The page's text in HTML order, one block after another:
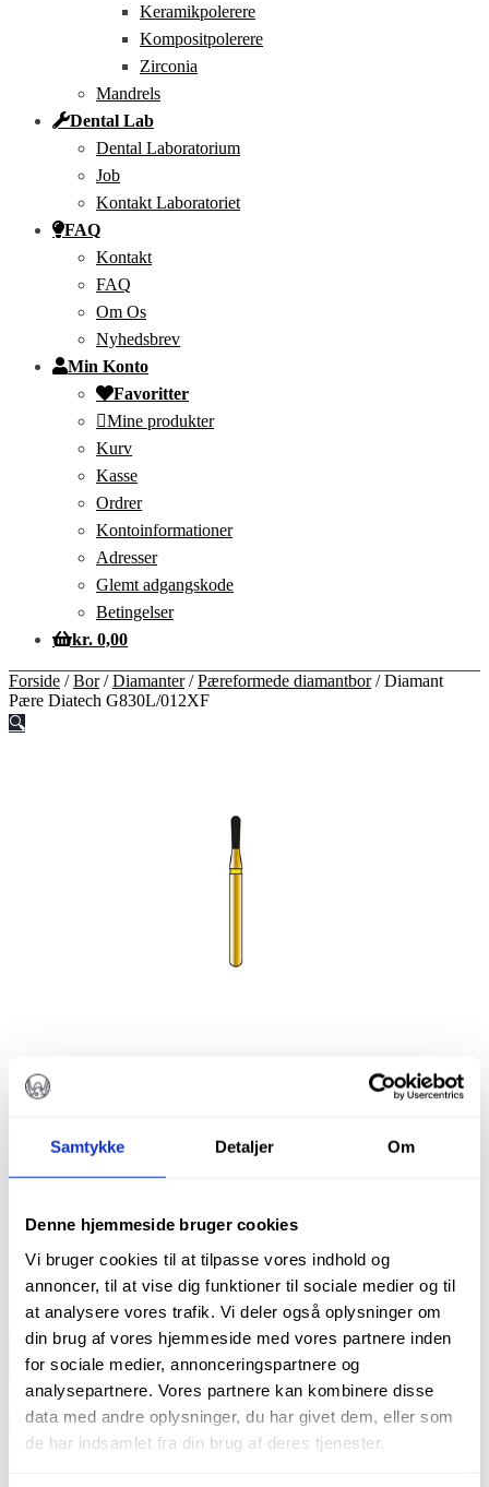
Samtykke Detaljer Om
Denne hjemmeside bruger cookies
Vi bruger cookies til at tilpasse vores indhold og
annoncer, til at vise dig funktioner til sociale medier og til
at analysere vores trafik. Vi deler også oplysninger om
din brug af vores hjemmeside med vores partnere inden
for sociale medier, annonceringspartnere og
analysepartnere. Vores partnere kan kombinere disse
data med andre oplysninger, du har givet dem, eller som
de har indsamlet fra din brug af deres tjenester.
Keramikpolerere
Kompositpolerere
Zirconia
Mandrels
Dental Lab
Dental Laboratorium
Job
Kontakt Laboratoriet
FAQ
Kontakt
FAQ
Om Os
Nyhedsbrev
Min Konto
Favoritter
Mine produkter
Kurv
Kasse
Ordrer
Kontoinformationer
Adresser
Glemt adgangskode
Betingelser
kr. 0,00
Forside /Bor/Diamanter/Pæreformede diamantbor/Diamant
Pære Diatech G830L/012XF
🔍
DIAMANT PÆRE
DIATECH G830L/012XF
Diatech diamantbor
Pakke m. 5 stk.
Diamant
Pære
G830L/012XF
antal
TILFØJ TIL KURV
Varenummer (SKU): 60031978 Kategorier:Bor,Alle produkter
Diamanter
, Pæreformede diamantbor